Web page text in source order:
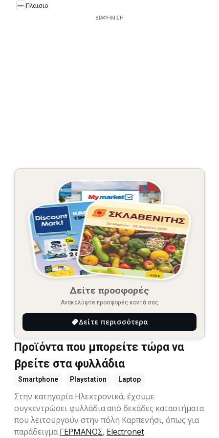
Πλαισιο
ΔΙΑΦΉΜΙΣΗ
Δείτε προσφορές
Ανακαλύψτε προσφορές κοντά σας
Δείτε περισσότερα
Προϊόντα που μπορείτε τώρα να
βρείτε στα φυλλάδια
Smartphone Playstation Laptop
Στην κατηγορία Hλεκτρονικά, έχουμε
συγκεντρώσει φυλλάδια από δεκάδες καταστήματα
που λειτουργούν στην πόλη Καρπενήσι, όπως για
παράδειγμαΓΕΡΜΑΝΟΣ, Electronet.